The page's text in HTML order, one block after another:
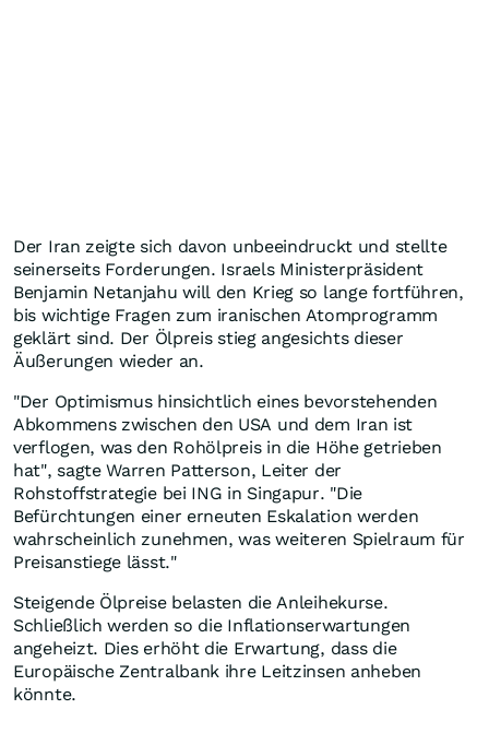
Der Iran zeigte sich davon unbeeindruckt und stellte
seinerseits Forderungen. Israels Ministerpräsident
Benjamin Netanjahu will den Krieg so lange fortführen,
bis wichtige Fragen zum iranischen Atomprogramm
geklärt sind. Der Ölpreis stieg angesichts dieser
Äußerungen wieder an.
"Der Optimismus hinsichtlich eines bevorstehenden
Abkommens zwischen den USA und dem Iran ist
verflogen, was den Rohölpreis in die Höhe getrieben
hat", sagte Warren Patterson, Leiter der
Rohstoffstrategie bei ING in Singapur. "Die
Befürchtungen einer erneuten Eskalation werden
wahrscheinlich zunehmen, was weiteren Spielraum für
Preisanstiege lässt."
Steigende Ölpreise belasten die Anleihekurse.
Schließlich werden so die Inflationserwartungen
angeheizt. Dies erhöht die Erwartung, dass die
Europäische Zentralbank ihre Leitzinsen anheben
könnte.